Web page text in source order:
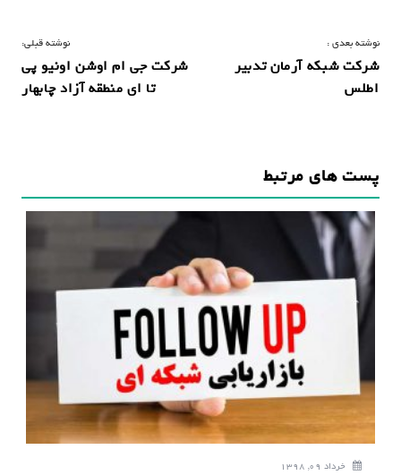
ر
ا
ی
ن
و
ش
نوشته قبلی:
شرکت جی ام اوشن اونیو پی
تا ای منطقه آزاد چابهار
نوشته بعدی :
شرکت شبکه آرمان تدبیر
اطلس
پست های مرتبط
خرداد 09, 1398